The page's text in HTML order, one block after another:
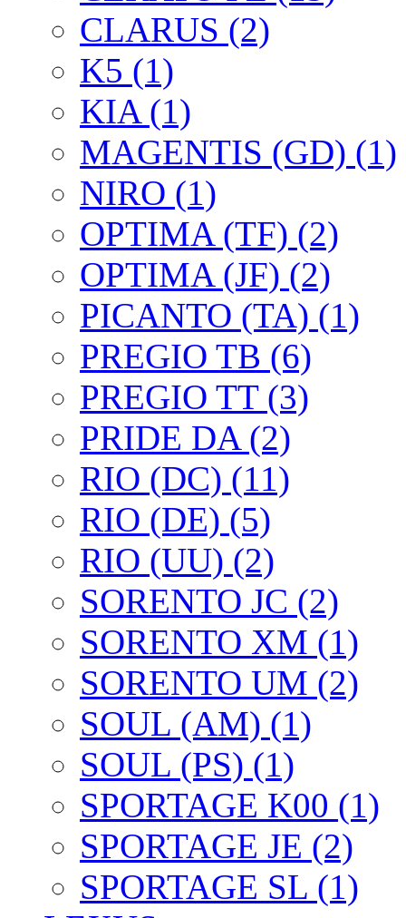
CLARUS (2)
K5 (1)
KIA (1)
MAGENTIS (GD) (1)
NIRO (1)
OPTIMA (TF) (2)
OPTIMA (JF) (2)
PICANTO (TA) (1)
PREGIO TB (6)
PREGIO TT (3)
PRIDE DA (2)
RIO (DC) (11)
RIO (DE) (5)
RIO (UU) (2)
SORENTO JC (2)
SORENTO XM (1)
SORENTO UM (2)
SOUL (AM) (1)
SOUL (PS) (1)
SPORTAGE K00 (1)
SPORTAGE JE (2)
SPORTAGE SL (1)